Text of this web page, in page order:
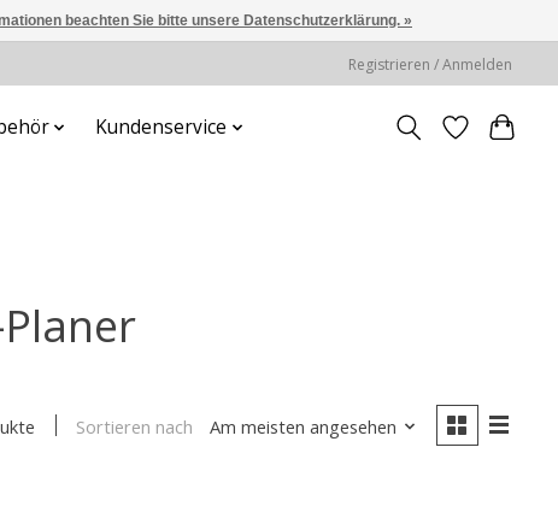
Registrieren / Anmelden
Kundenservice
Sortieren nach Am meisten angesehen
beachten Sie bitte unsere Datenschutzerklärung. »